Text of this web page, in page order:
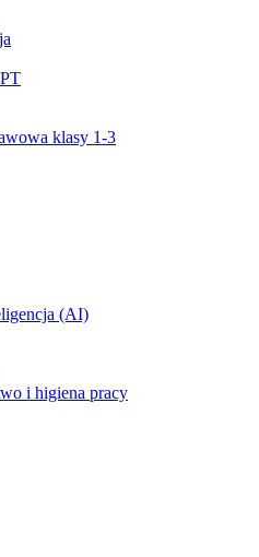
klasy 1-3
(AI)
i higiena pracy